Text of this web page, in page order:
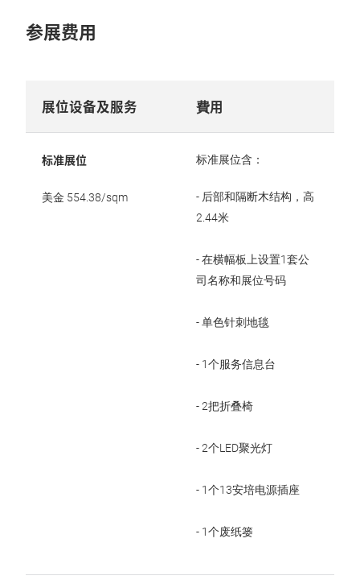
参展费用
展位设备及服务 費用
标准展位
美金 554.38/sqm
标准展位含：
- 后部和隔断木结构，高
2.44米
- 在横幅板上设置1套公
司名称和展位号码
- 单色针刺地毯
- 1个服务信息台
- 2把折叠椅
- 2个LED聚光灯
- 1个13安培电源插座
- 1个废纸篓